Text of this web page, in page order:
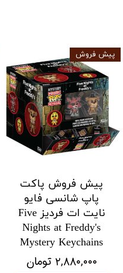
پیش فروش پاکت
پاپ شانسی فایو
نایت ات فردیز Five
Nights at Freddy's
Mystery Keychains
۲,۸۸۰,۰۰۰ تومان
پیش فروش